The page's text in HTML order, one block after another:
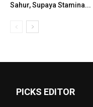
Sahur, Supaya Stamina...
PICKS EDITOR